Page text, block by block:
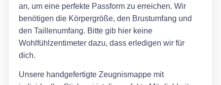
an, um eine perfekte Passform zu erreichen. Wir
benötigen die Körpergröße, den Brustumfang und
den Taillenumfang. Bitte gib hier keine
Wohlfühlzentimeter dazu, dass erledigen wir für
dich.
Unsere handgefertigte Zeugnismappe mit